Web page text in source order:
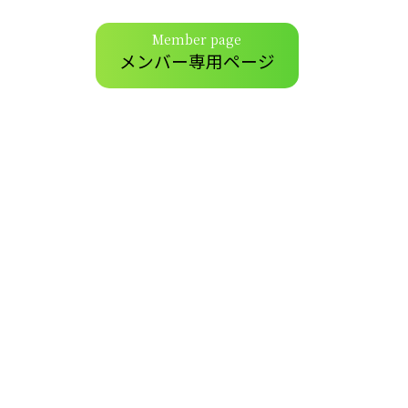
Member page
メンバー専用ページ